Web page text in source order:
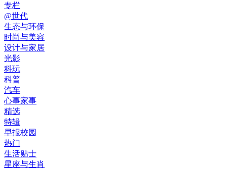
专栏
@世代
生态与环保
时尚与美容
设计与家居
光影
科玩
科普
汽车
心事家事
精选
特辑
早报校园
热门
生活贴士
星座与生肖